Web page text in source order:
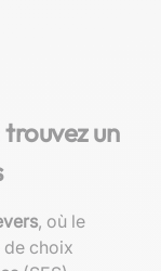
trouvez un
, où le
de choix